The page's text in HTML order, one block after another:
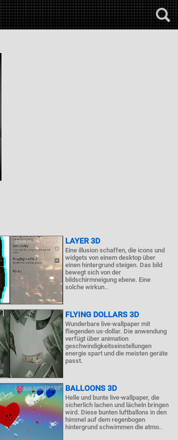
LAYER 3D
Eine illusion schaffen, die icons und
widgets von einem desktop über
einen hintergrund steigen. Das bild
bewegt sich von der
bildschirmneigung ebene. Eine
solche wirkun..
FLYING DOLLARS 3D
Wunderbare live-wallpaper mit
fliegenden us-dollar. Die anwendung
verfügt über animation
geschwindigkeitseinstellungen
energie spart und die meisten geräte
passt.
BALLOONS 3D
Helle und bunte live-wallpaper, die
sicherlich lachen und lächeln bringen
wird. Diese bunten luftballons in den
himmel auf dem regenbogen
hintergrund schwimmen die atmo..